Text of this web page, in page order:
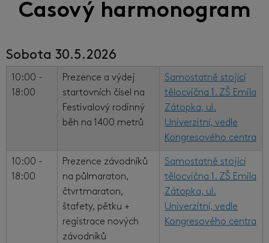
Časový harmonogram
Sobota 30.5.2026
10:00 -
18:00
Prezence a výdej
startovních čísel na
Festivalový rodinný
běh na 1400 metrů
Samostatně stojící
tělocvična 1. ZŠ Emila
Zátopka, ul.
Univerzitní, vedle
Kongresového centra
10:00 -
18:00
Prezence závodníků
na půlmaraton,
čtvrtmaraton,
štafety, pětku +
registrace nových
závodníků
Samostatně stojící
tělocvična 1. ZŠ Emila
Zátopka, ul.
Univerzitní, vedle
Kongresového centra